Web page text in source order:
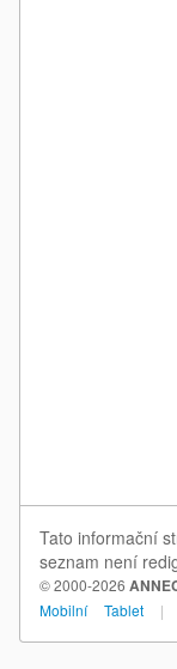
Tato informační
seznam není
© 2000-2026
Mobilní
Tablet |